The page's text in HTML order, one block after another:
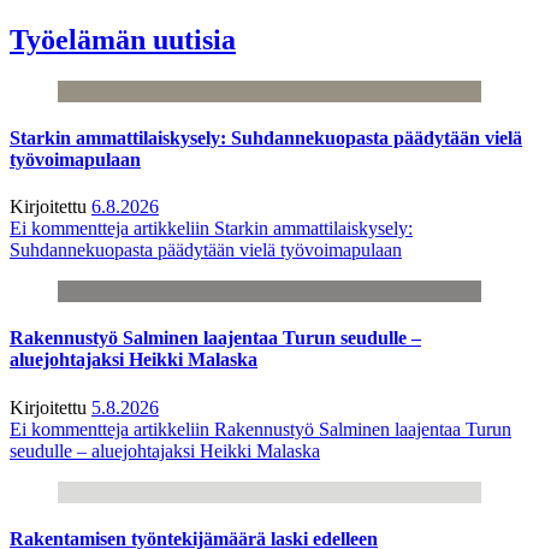
Työelämän uutisia
Starkin ammattilaiskysely: Suhdannekuopasta päädytään vielä
työvoimapulaan
Kirjoitettu 6.8.2026
Ei kommentteja artikkeliin Starkin ammattilaiskysely:
Suhdannekuopasta päädytään vielä työvoimapulaan
Rakennustyö Salminen laajentaa Turun seudulle –
aluejohtajaksi Heikki Malaska
Kirjoitettu 5.8.2026
Ei kommentteja artikkeliin Rakennustyö Salminen laajentaa Turun
seudulle – aluejohtajaksi Heikki Malaska
Rakentamisen työntekijämäärä laski edelleen